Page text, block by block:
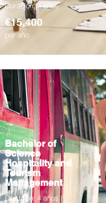
Duración: 4 años
€15,400
por año
Bachelor of
Science
Hospitality and
Tourism
Management
Duración: 4 años